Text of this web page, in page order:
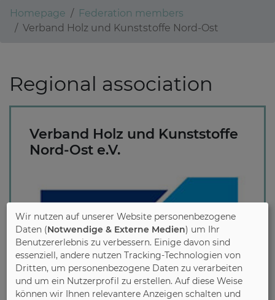
Homepage
Federation members
Verband Holz und Kunststoffe Nord-Ost
Regional association
Verband Holz und Kunststoffe
Nord-Ost e.V.
Wir nutzen auf unserer Website personenbezogene
Daten (Notwendige & Externe Medien) um Ihr
Benutzererlebnis zu verbessern. Einige davon sind
essenziell, andere nutzen Tracking-Technologien von
Dritten, um personenbezogene Daten zu verarbeiten
und um ein Nutzerprofil zu erstellen. Auf diese Weise
können wir Ihnen relevantere Anzeigen schalten und